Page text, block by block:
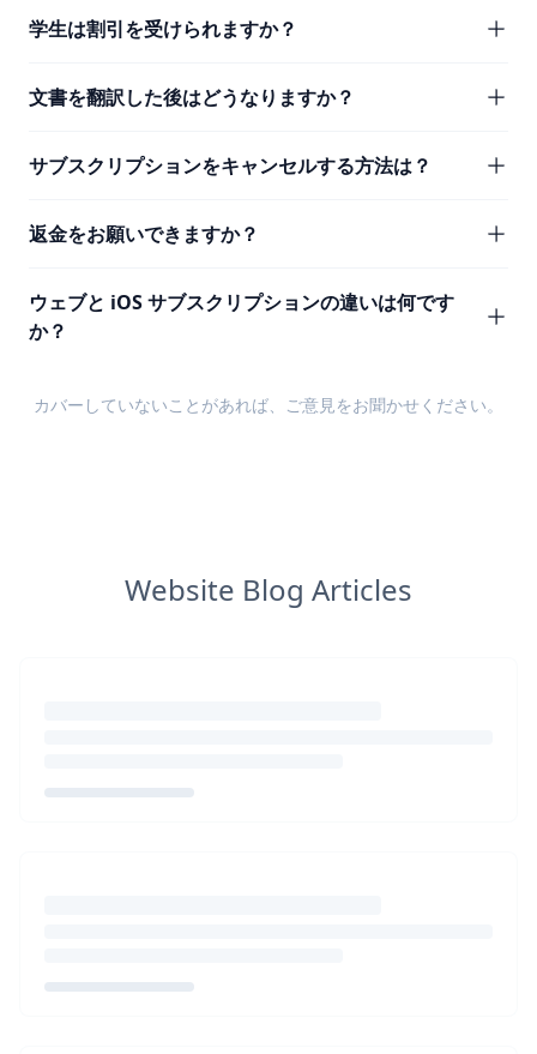
学生は割引を受けられますか？
文書を翻訳した後はどうなりますか？
サブスクリプションをキャンセルする方法は？
返金をお願いできますか？
ウェブと iOS サブスクリプションの違いは何です
か？
カバーしていないことがあれば、 ご意見をお聞かせください。
Website Blog Articles